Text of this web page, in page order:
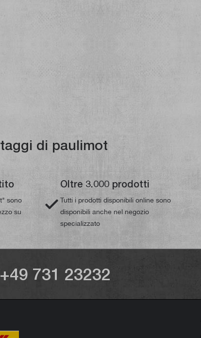
di paulimot
sono
su
Oltre 3.000 prodotti
Tutti i prodotti disponibili online sono
disponibili anche nel negozio
specializzato
+49 731 23232